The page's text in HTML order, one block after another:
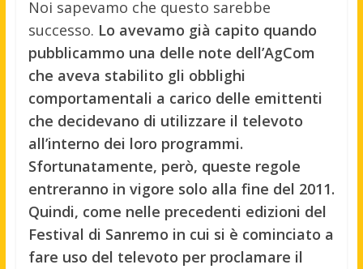
Noi sapevamo che questo sarebbe
successo. Lo avevamo già capito quando
pubblicammo una delle note dell’AgCom
che aveva stabilito gli obblighi
comportamentali a carico delle emittenti
che decidevano di utilizzare il televoto
all’interno dei loro programmi.
Sfortunatamente, però, queste regole
entreranno in vigore solo alla fine del 2011.
Quindi, come nelle precedenti edizioni del
Festival di Sanremo in cui si è cominciato a
fare uso del televoto per proclamare il